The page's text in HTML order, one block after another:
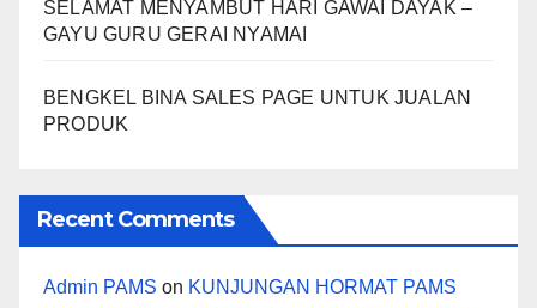
SELAMAT MENYAMBUT HARI GAWAI DAYAK –
GAYU GURU GERAI NYAMAI
BENGKEL BINA SALES PAGE UNTUK JUALAN
PRODUK
Recent Comments
Admin PAMS on KUNJUNGAN HORMAT PAMS